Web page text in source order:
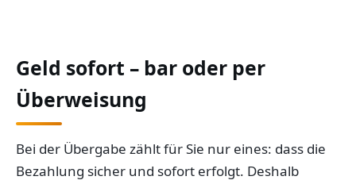
Geld sofort – bar oder per
Überweisung
Bei der Übergabe zählt für Sie nur eines: dass die
Bezahlung sicher und sofort erfolgt. Deshalb